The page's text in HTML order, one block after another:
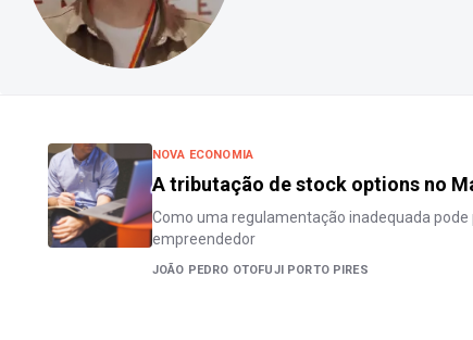
NOVA ECONOMIA
A tributação de stock options no
Como uma regulamentação inadequada
empreendedor
JOÃO PEDRO OTOFUJI PORTO PIRES